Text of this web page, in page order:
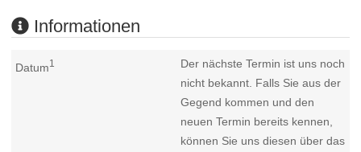
Informationen
Datum1
Der nächste Termin ist uns noch
nicht bekannt. Falls Sie aus der
Gegend kommen und den
neuen Termin bereits kennen,
können Sie uns diesen über das